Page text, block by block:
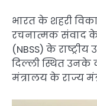
भारत के शहरी
रचनात्मक संवाद
(NBSS) के
दिल्ली स्थित उनके
मंत्रालय के राज्य